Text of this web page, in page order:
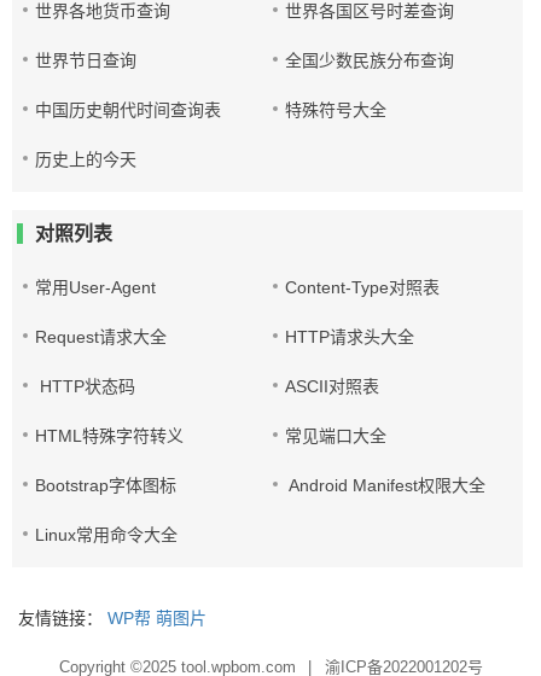
世界各地货币查询 世界各国区号时差查询
世界节日查询 全国少数民族分布查询
中国历史朝代时间查询表 特殊符号大全
历史上的今天
对照列表
常用User-Agent Content-Type对照表
Request请求大全 HTTP请求头大全
HTTP状态码 ASCII对照表
HTML特殊字符转义 常见端口大全
Bootstrap字体图标 Android Manifest权限大全
Linux常用命令大全
友情链接： WP帮 萌图片
Copyright ©2025 tool.wpbom.com 渝ICP备2022001202号